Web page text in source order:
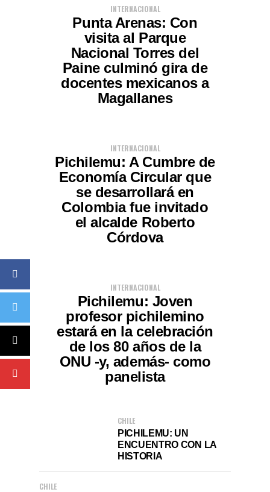
INTERNACIONAL
Punta Arenas: Con
visita al Parque
Nacional Torres del
Paine culminó gira de
docentes mexicanos a
Magallanes
INTERNACIONAL
Pichilemu: A Cumbre de
Economía Circular que
se desarrollará en
Colombia fue invitado
el alcalde Roberto
Córdova
INTERNACIONAL
Pichilemu: Joven
profesor pichilemino
estará en la celebración
de los 80 años de la
ONU -y, además- como
panelista
CHILE
PICHILEMU: UN
ENCUENTRO CON LA
HISTORIA
CHILE